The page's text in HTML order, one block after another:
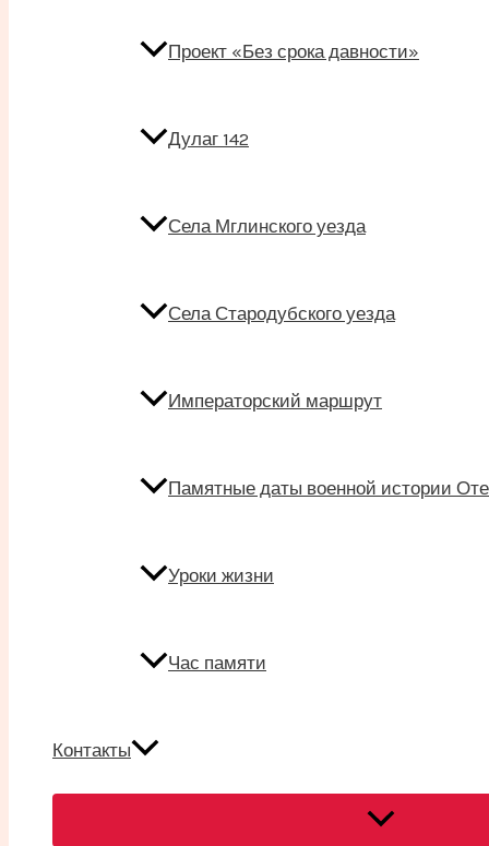
Проект «Без срока давности»
Дулаг 142
Села Мглинского уезда
Села Стародубского уезда
Императорский маршрут
Памятные даты военной истории
Уроки жизни
Час памяти
Контакты